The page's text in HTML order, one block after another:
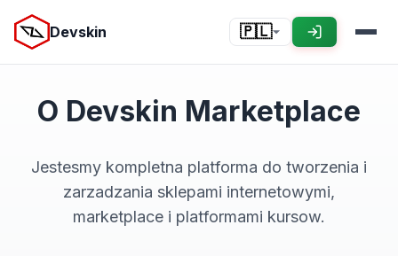
Devskin 🇵🇱
O Devskin Marketplace
Jestesmy kompletna platforma do tworzenia i
zarzadzania sklepami internetowymi,
marketplace i platformami kursow.